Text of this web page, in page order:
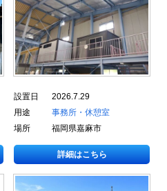
設置日
2026.7.29
用途
事務所・休憩室
場所
福岡県嘉麻市
詳細はこちら